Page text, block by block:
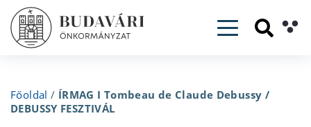
Toggle
Főoldal / ÍRMAG I Tombeau de Claude Debussy /
DEBUSSY FESZTIVÁL